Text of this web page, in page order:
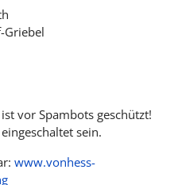
Griebel
vor Spambots geschützt!
sein.
www.vonhess-